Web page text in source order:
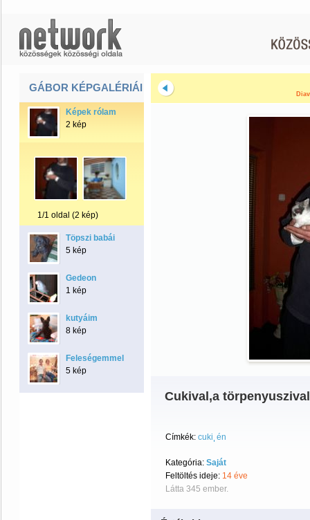
GÁBOR KÉPGALÉRIÁI
Képek rólam
2 kép
1/1 oldal (2 kép)
Töpszi babái
5 kép
Gedeon
1 kép
kutyáim
8 kép
Feleségemmel
5 kép
Cukival,a törpenyuszival
Címkék: cuki én
Kategória: Saját
Feltöltés ideje: 14 éve
Látta 345 ember.